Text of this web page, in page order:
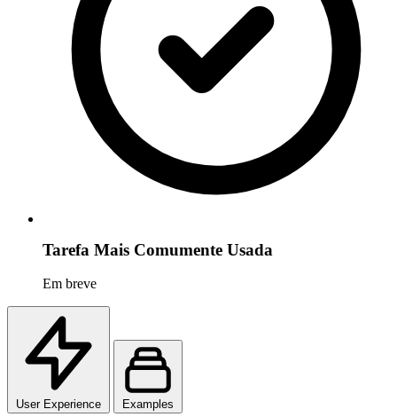
Tarefa Mais Comumente Usada
Em breve
User Experience Examples